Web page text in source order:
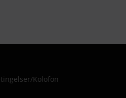
/Kolofon